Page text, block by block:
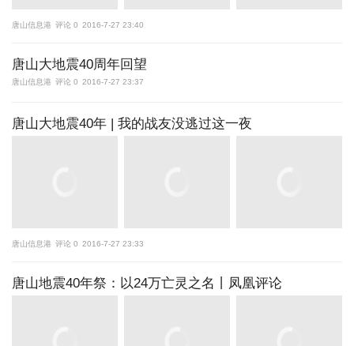
唐山信息港 评论 0 2016-7-27 23:40
唐山大地震40周年回望
唐山信息港 评论 0 2016-7-27 23:37
唐山大地震40年 | 我的战友没逃过这一夜
唐山信息港 评论 0 2016-7-27 23:33
唐山地震40年祭：以24万亡灵之名丨凤凰评论